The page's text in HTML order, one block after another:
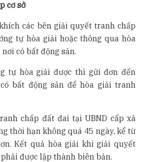
cơ sở
các bên giải quyết tranh chấp
tự hòa giải hoặc thông qua hòa
có bất động sản.
tự hòa giải được thì gửi đơn đến
bất động sản để hòa giải tranh
chấp đất đai tại UBND cấp xã
thời hạn không quá 45 ngày, kể từ
Kết quả hòa giải khi giải quyết
được lập thành biên bản.